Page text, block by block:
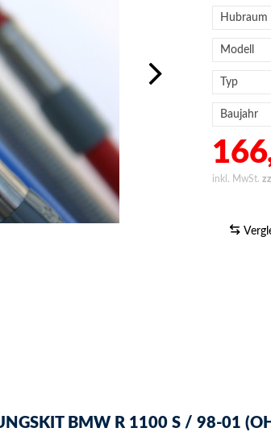
inkl. MwSt.
BMW R 1100 S / 98-01